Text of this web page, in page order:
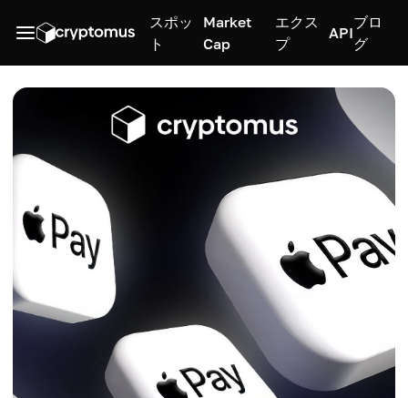
スポッ
ト
Market
Cap
エクス
プ
API
ブロ
グ